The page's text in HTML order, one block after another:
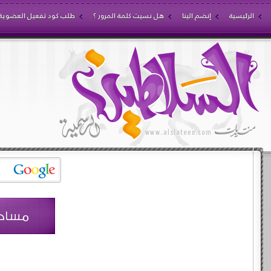
الرئيسية إنضم الينا هل نسيت كلمة المرور ؟ طلب كود تفعيل